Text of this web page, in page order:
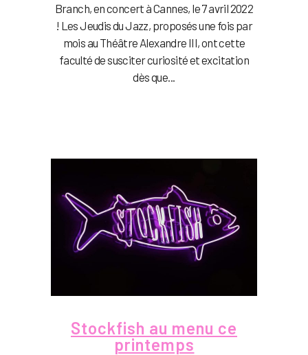
Branch, en concert à Cannes, le 7 avril 2022
! Les Jeudis du Jazz, proposés une fois par
mois au Théâtre Alexandre III, ont cette
faculté de susciter curiosité et excitation
dès que...
Stockfish au menu ce
printemps